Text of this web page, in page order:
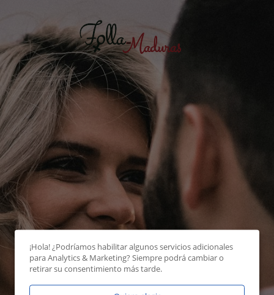
¡Hola! ¿Podríamos habilitar algunos servicios adicionales
paraAnalytics & Marketing? Siempre podrá cambiar o
retirar su consentimiento más tarde.